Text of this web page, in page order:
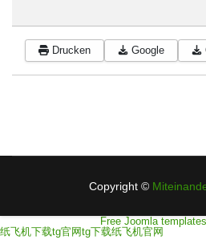
zurück
Drucken Google
Copyright ©
Free Joomla templates
纸飞机下载tg官网tg下载纸飞机官网